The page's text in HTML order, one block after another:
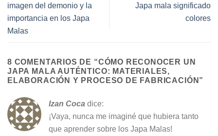
imagen del demonio y la
importancia en los Japa
Malas
Japa mala significado
colores
8 COMENTARIOS DE “CÓMO RECONOCER UN
JAPA MALA AUTÉNTICO: MATERIALES,
ELABORACIÓN Y PROCESO DE FABRICACIÓN”
Izan Coca dice:
¡Vaya, nunca me imaginé que hubiera tanto
que aprender sobre los Japa Malas!